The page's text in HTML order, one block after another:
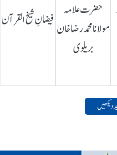
حضرت علامہ
مولانا محمد رضا خان
بریلوی
فیضانِ شیخ القرآن
دیکھیں